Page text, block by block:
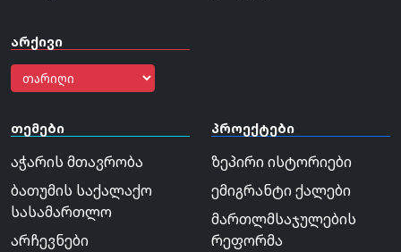
არქივი
თემები
აჭარის მთავრობა
ბათუმის საქალაქო
სასამართლო
არჩევნები
პროექტები
ზეპირი ისტორიები
ემიგრანტი ქალები
მართლმსაჯულების
რეფორმა